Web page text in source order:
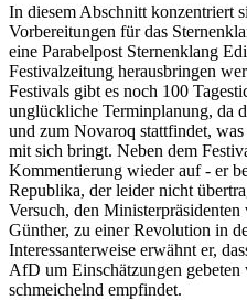
In diesem Abschnitt konzentriert
Vorbereitungen für das
eine Parabelpost Sternenklang
Festivalzeitung herausbringen
Festivals gibt es noch 100
unglückliche Terminplanung, da
und zum Novaroq stattfindet,
mit sich bringt. Neben dem
Kommentierung wieder auf - er
Republika, der leider nicht
Versuch, den
Günther, zu einer Revolution in
Interessanterweise erwähnt er,
AfD um Einschätzungen gebeten
schmeichelnd empfindet.